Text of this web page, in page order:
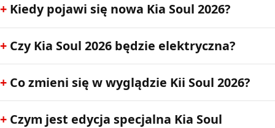
Kiedy pojawi się nowa Kia Soul 2026?
Czy Kia Soul 2026 będzie elektryczna?
Co zmieni się w wyglądzie Kii Soul 2026?
Czym jest edycja specjalna Kia Soul